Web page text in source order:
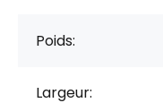
Poids:
Largeur: